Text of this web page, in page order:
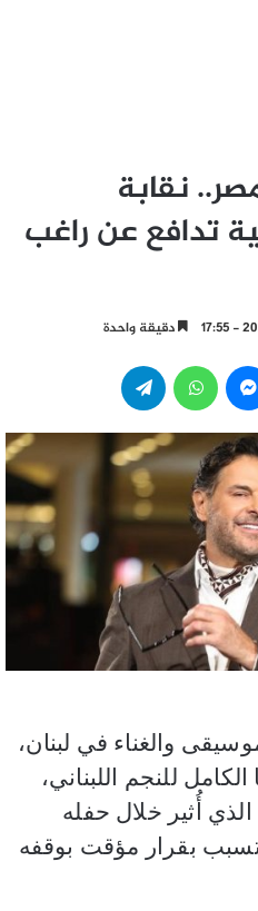
نقابة
تدافع عن راغب
دقيقة واحدة
والغناء في لبنان،
للنجم اللبناني،
أُثير خلال حفله
بقرار مؤقت بوقفه